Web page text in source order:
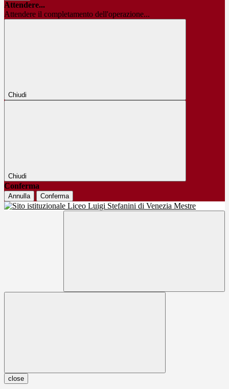
Attendere...
Attendere il completamento dell'operazione...
Chiudi
Chiudi
Conferma
Annulla Conferma
close